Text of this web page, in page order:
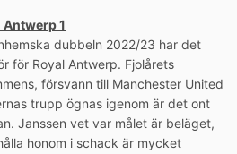
Antwerp 1
dubbeln 2022/23 har det
för Royal Antwerp. Fjolårets
försvann till Manchester United
trupp ögnas igenom är det ont
Janssen vet var målet är beläget,
honom i schack är mycket